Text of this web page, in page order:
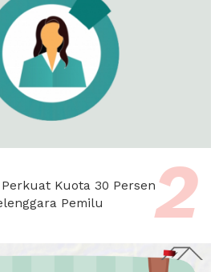
Kuota 30 Persen
Pemilu